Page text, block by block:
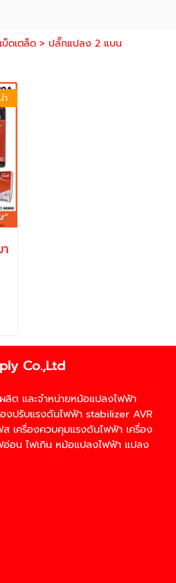
ดเตล็ด> ปลั๊กแปลง 2 แบน
ำ
Co.,Ltd
ต และจำหน่ายหม้อแปลงไฟฟ้า
องปรับแรงดันไฟฟ้า stabilizer AVR
ส เครื่องควบคุมแรงดันไฟฟ้า เครื่อง
อ่อน ไฟเกิน หม้อแปลงไฟฟ้า แปลง